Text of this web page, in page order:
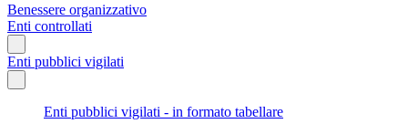
Benessere organizzativo
Enti controllati
Enti pubblici vigilati
Enti pubblici vigilati - in formato tabellare